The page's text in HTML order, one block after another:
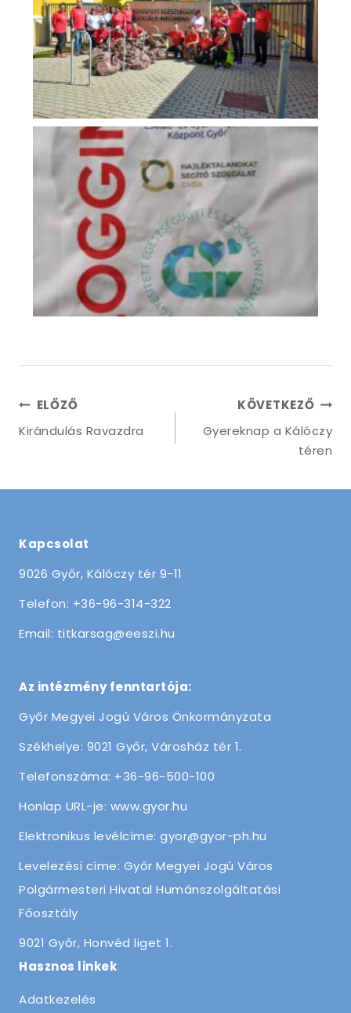
ELŐZŐ
Kirándulás Ravazdra
KÖVETKEZŐ
Gyereknap a Kálóczy
téren
Kapcsolat
9026 Győr, Kálóczy tér 9-11
Telefon: +36-96-314-322
Email: titkarsag@eeszi.hu
Az intézmény fenntartója:
Győr Megyei Jogú Város Önkormányzata
Székhelye: 9021 Győr, Városház tér 1.
Telefonszáma: +36-96-500-100
Honlap URL-je: www.gyor.hu
Elektronikus levélcíme: gyor@gyor-ph.hu
Levelezési címe: Győr Megyei Jogú Város
Polgármesteri Hivatal Humánszolgáltatási
Főosztály
9021 Győr, Honvéd liget 1.
Hasznos linkek
Adatkezelés